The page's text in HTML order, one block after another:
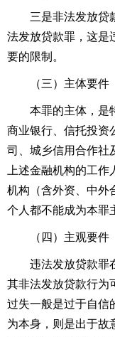
三是非法发放贷
法发放贷款罪，这是
要的限制。
（三）主体要件
本罪的主体，是
商业银行、信托投资
司、城乡信用合作社
上述金融机构的工
机构（含外资、中外
个人都不能成为本罪
（四）主观要件
违法发放贷款罪
其非法发放贷款行为
过失一般是过于自信
为本身，则是出于故